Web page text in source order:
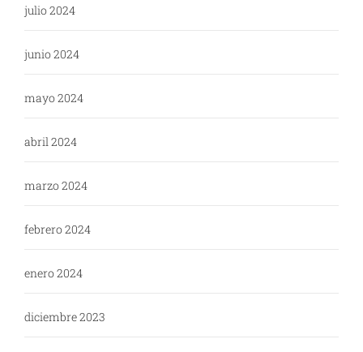
julio 2024
junio 2024
mayo 2024
abril 2024
marzo 2024
febrero 2024
enero 2024
diciembre 2023